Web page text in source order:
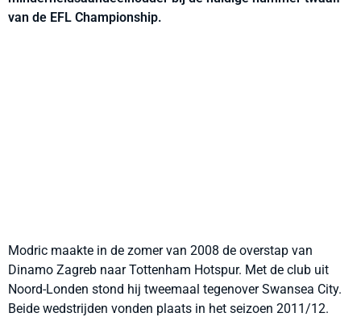
van de EFL Championship.
Modric maakte in de zomer van 2008 de overstap van
Dinamo Zagreb naar Tottenham Hotspur. Met de club uit
Noord-Londen stond hij tweemaal tegenover Swansea City.
Beide wedstrijden vonden plaats in het seizoen 2011/12.